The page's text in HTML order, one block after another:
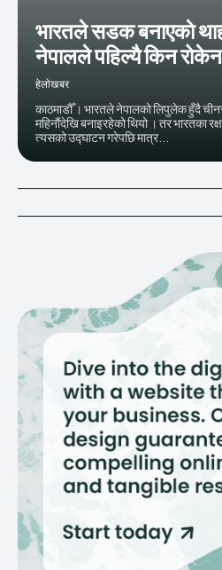
भारतले सडक बनाएकाे
नेपालले पहिल्‍यै किन
हेलाेखबर
काठमाडौँ । भारतले नेपालको लिपुलेक हुँदै
महिनौंदेखि बनाइरहेको थियो । तर भारतका
त्यसको उद्घाटन गरेपछि मात्र...